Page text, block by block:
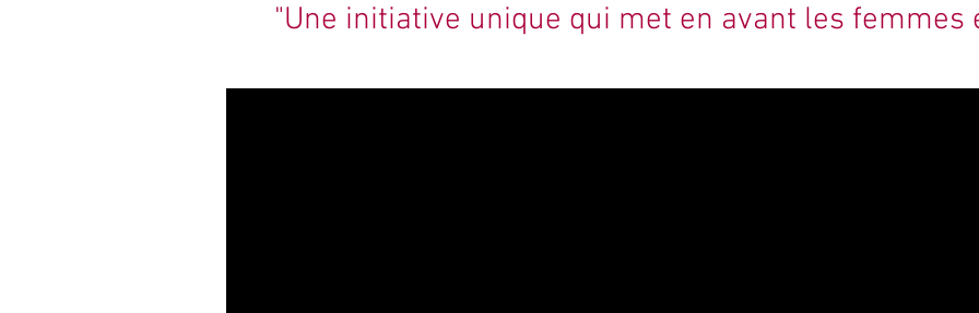
"Une initiative unique qui met en avant les femmes